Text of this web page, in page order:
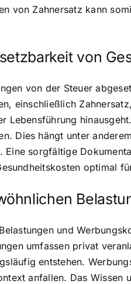
von Zahnersatz kann
von
von der Steuer
einschließlich
Lebensführung
Dies hängt unter
sorgfältige
optimal
und
umfassen privat
entstehen.
anfallen. Das